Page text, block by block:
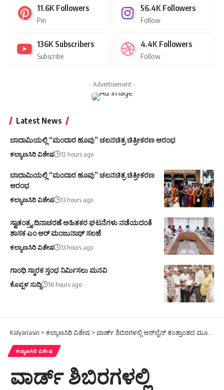
11.6K Followers
Pin
56.4K Followers
Follow
136K Subscribers
Subscribe
4.4K Followers
Follow
- Advertisement -
Latest News
ಬಾದಾಮಿಯಲ್ಲಿ “ಮಂದಾರ ಹೂವು” ಚಲನಚಿತ್ರ ಚಿತ್ರೀಕರಣ ಆರಂಭ
ಕಲ್ಯಾಣಸಿರಿ ವಿಶೇಷ 12 hours ago
ಬಾದಾಮಿಯಲ್ಲಿ “ಮಂದಾರ ಹೂವು” ಚಲನಚಿತ್ರ ಚಿತ್ರೀಕರಣ
ಆರಂಭ
ಕಲ್ಯಾಣಸಿರಿ ವಿಶೇಷ 13 hours ago
ಸ್ವಾತಂತ್ರ್ಯ ದಿನಾಚರಣೆ ಅಹಿತಕರ ಘಟನೆಗಳು ನಡೆಯದಂತೆ
ಶಾಸಕ ಎಂ ಆರ್ ಮಂಜುನಾಥ್ ಸಲಹೆ
ಕಲ್ಯಾಣಸಿರಿ ವಿಶೇಷ 13 hours ago
ಗಾಂಧಿ ಸ್ಮಾರಕ ಸ್ತಂಭ ನಿರ್ಮಿಸಲು ಮನವಿ
ಕೊಪ್ಪಳ ಸುದ್ದಿ 16 hours ago
Kalyanasiri > ಕಲ್ಯಾಣಸಿರಿ ವಿಶೇಷ > ವಾರ್ಡ್ ಶಿಬಿರಗಳಲ್ಲಿ ಆನ್‌ಲೈನ್ ತಂತ್ರಾಂಶದ ಮೂಲಕ ನಮೂನೆ-3ನ್ನು ಪಡೆದುಕೊಳ್ಳಿ:ನಾಗೇಶ್,
ಕಲ್ಯಾಣಸಿರಿ ವಿಶೇಷ
ವಾರ್ಡ್ ಶಿಬಿರಗಳಲ್ಲಿ